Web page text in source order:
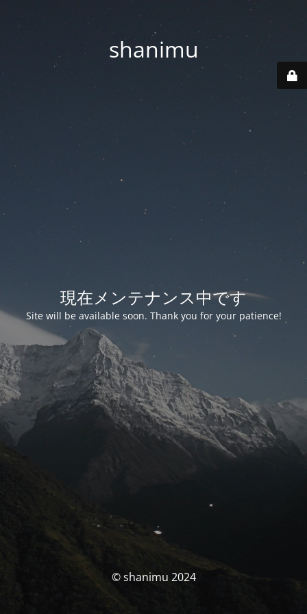
shanimu
現在メンテナンス中です
Site will be available soon. Thank you for your patience!
© shanimu 2024